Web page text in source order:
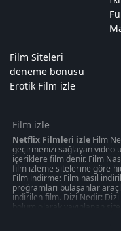
Film Siteleri
deneme bonusu
Erotik Film izle
Film izle
Netflix Filmleri izleFilm
geçirmenizi sağlayan video
içeriklere film denir. Film
film izleme sitelerine göre
Film indirme: Film nasıl
proğramları bulaşanlar
indirilen film. Dizi Nedir:
bölüm olarak yayınlanan
50 kategoride " türkçeyle
oyunu izmek can verebilir.